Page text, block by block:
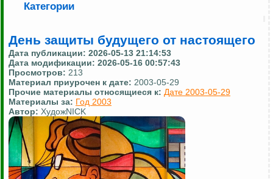
Категории
День защиты будущего от настоящего
Дата публикации: 2026-05-13 21:14:53
Дата модификации: 2026-05-16 00:57:43
Просмотров: 213
Материал приурочен к дате: 2003-05-29
Прочие материалы относящиеся к: Дате 2003-05-29
Материалы за: Год 2003
Автор: ХудожNICK